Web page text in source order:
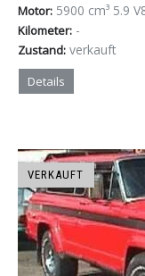
Motor: 5900 cm³ 5.9
Kilometer: -
Zustand: verkauft
Details
VERKAUFT